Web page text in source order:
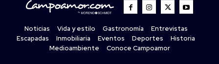
Noticias Vida y estilo Gastronomía
Entrevistas
Escapadas
Inmobiliaria Eventos Deportes
Historia
Medioambiente
Conoce Campoamor